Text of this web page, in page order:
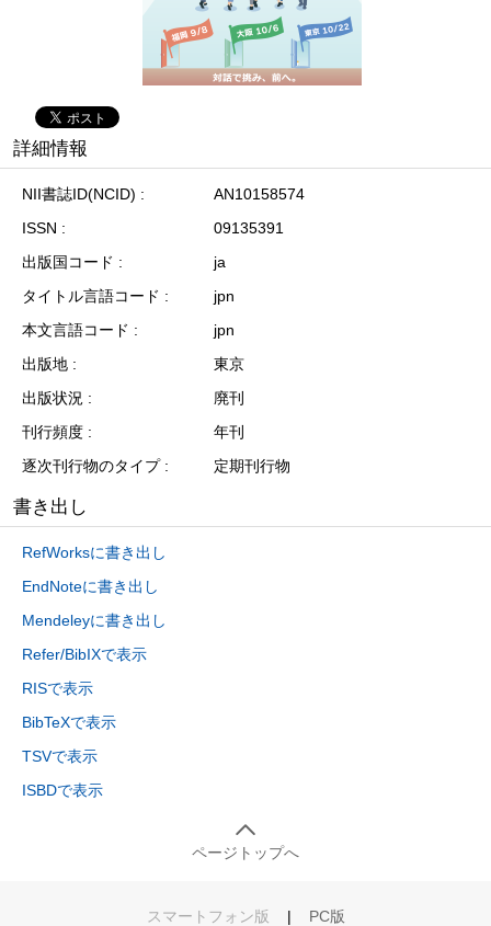
詳細情報
NII書誌ID(NCID)
AN10158574
ISSN
09135391
出版国コード
ja
タイトル言語コード
jpn
本文言語コード
jpn
出版地
東京
出版状況
廃刊
刊行頻度
年刊
逐次刊行物のタイプ
定期刊行物
書き出し
RefWorksに書き出し
EndNoteに書き出し
Mendeleyに書き出し
Refer/BibIXで表示
RISで表示
BibTeXで表示
TSVで表示
ISBDで表示
ページトップへ
スマートフォン版 | PC版